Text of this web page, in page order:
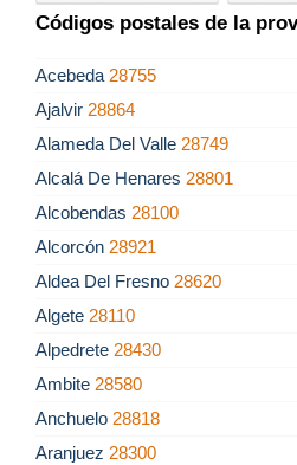
Códigos postales de la
Acebeda 28755
Ajalvir 28864
Alameda Del Valle 28749
Alcalá De Henares 28801
Alcobendas 28100
Alcorcón 28921
Aldea Del Fresno 28620
Algete 28110
Alpedrete 28430
Ambite 28580
Anchuelo 28818
Aranjuez 28300